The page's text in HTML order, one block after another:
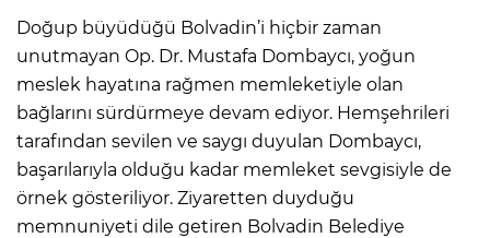
Doğup büyüdüğü Bolvadin’i hiçbir zaman
unutmayan Op. Dr. Mustafa Dombaycı, yoğun
meslek hayatına rağmen memleketiyle olan
bağlarını sürdürmeye devam ediyor. Hemşehrileri
tarafından sevilen ve saygı duyulan Dombaycı,
başarılarıyla olduğu kadar memleket sevgisiyle de
örnek gösteriliyor. Ziyaretten duyduğu
memnuniyeti dile getiren Bolvadin Belediye